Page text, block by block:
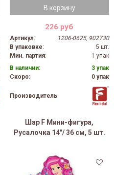
В корзину
226 руб
Артикул:
1206-0625, 902730
В упаковке:
5 шт.
Мин. партия:
1 упак
В наличии:
3 упак
Скоро:
0 упак
Производитель:
Шар F Мини-фигура,
Русалочка 14"/ 36 см, 5 шт.